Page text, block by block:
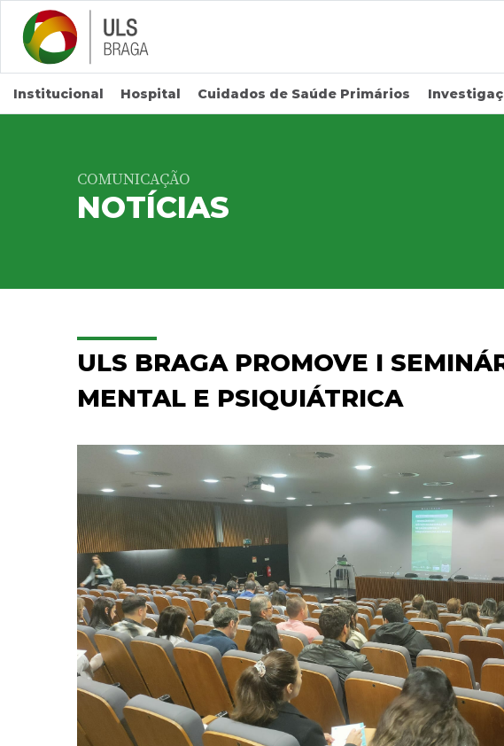
Saltar para conteúdo principal
Institucional Hospital Cuidados de Saúde Primários
COMUNICAÇÃO
NOTÍCIAS
ULS BRAGA PROMOVE I
MENTAL E PSIQUIÁTRICA